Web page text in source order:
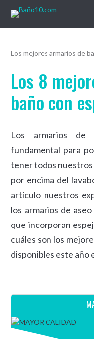
Los mejores armarios de
Los 8
baño con
Los armarios de
fundamental para
tener todos
por encima del
artículo nuestros
los armarios de
que incorporan
cuáles son los
disponibles este año